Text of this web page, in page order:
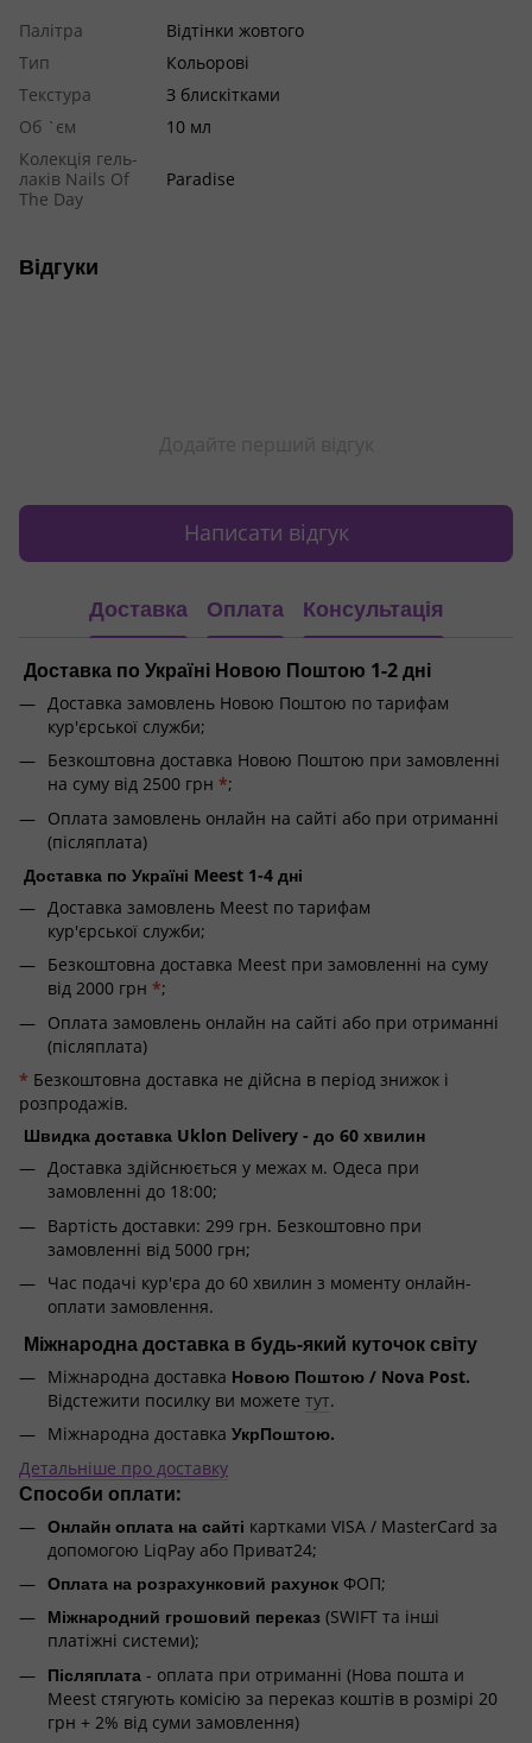
Палітра
Відтінки жовтого
Тип
Кольорові
Текстура
З блискітками
Об `єм
10 мл
Колекція гель-
лаків Nails Of
The Day
Paradise
Відгуки
Написати відгук
Доставка Оплата Консультація
Доставка по Україні Новою Поштою 1-2 дні
Доставка замовлень Новою Поштою по тарифам
кур'єрської служби;
Безкоштовна доставка Новою Поштою при замовленні
на суму від 2500 грн *;
Оплата замовлень онлайн на сайті або при отриманні
(післяплата)
Доставка по Україні Meest 1-4 дні
Доставка замовлень Meest по тарифам
кур'єрської служби;
Безкоштовна доставка Meest при замовленні на суму
від 2000 грн *;
Оплата замовлень онлайн на сайті або при отриманні
(післяплата)
* Безкоштовна доставка не дійсна в період знижок і
розпродажів.
Швидка доставка Uklon Delivery - до 60 хвилин
Доставка здійснюється у межах м. Одеса при
замовленні до 18:00;
Вартість доставки: 299 грн. Безкоштовно при
замовленні від 5000 грн;
Час подачі кур'єра до 60 хвилин з моменту онлайн-
оплати замовлення.
Міжнародна доставка в будь-який куточок світу
Міжнародна доставка Новою Поштою / Nova Post.
Відстежити посилку ви можете тут.
Міжнародна доставка УкрПоштою.
Детальніше про доставку
Способи оплати:
Онлайн оплата на сайті картками VISA / MasterCard за
допомогою LiqPay або Приват24;
Оплата на розрахунковий рахунок ФОП;
Міжнародний грошовий переказ (SWIFT та інші
платіжні системи);
Післяплата - оплата при отриманні (Нова пошта и
Meest стягують комісію за переказ коштів в розмірі 20
грн + 2% від суми замовлення)